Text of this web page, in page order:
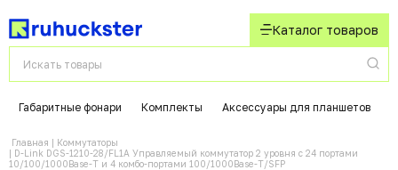
Каталог товаров
Габаритные фонари Комплекты Аксессуары для планшетов
Главная
Коммутаторы
D-Link DGS-1210-28/FL1A Управляемый коммутатор 2 уровня с 24 портами
10/100/1000Base-T и 4 комбо-портами 100/1000Base-T/SFP